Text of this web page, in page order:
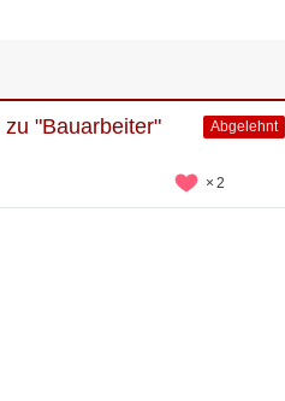
Abgelehnt
"Bauarbeiter"
2